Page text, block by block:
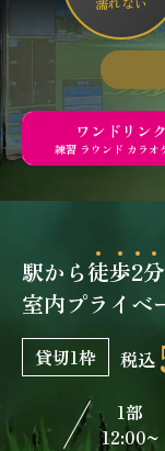
ワンドリン
練習 ラウンド カラオ
駅から徒歩2分
室内プライベ
貸切1枠 税込
1部
12:00~